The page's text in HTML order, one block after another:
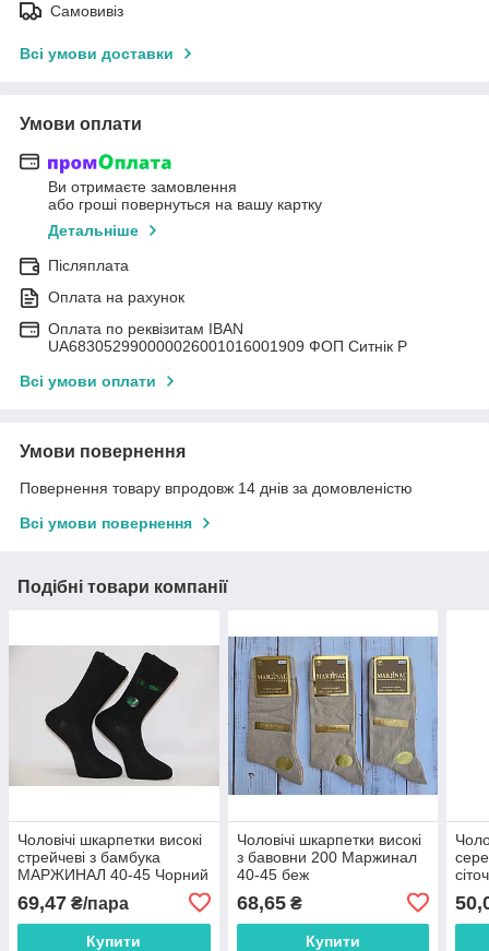
Самовивіз
Всі умови доставки
Умови оплати
Ви отримаєте замовлення
або гроші повернуться на вашу картку
Детальніше
Післяплата
Оплата на рахунок
Оплата по реквізитам IBAN
UА683052990000026001016001909 ФОП Ситнік Р
Всі умови оплати
Умови повернення
Повернення товару впродовж 14 днів за домовленістю
Всі умови повернення
Подібні товари компанії
Чоловічі шкарпетки високі
стрейчеві з бамбука
МАРЖИНАЛ 40-45 Чорний
69,47 ₴/пара
Купити
Чоловічі шкарпетки високі
з бавовни 200 Маржинал
40-45 беж
68,65₴
Купити